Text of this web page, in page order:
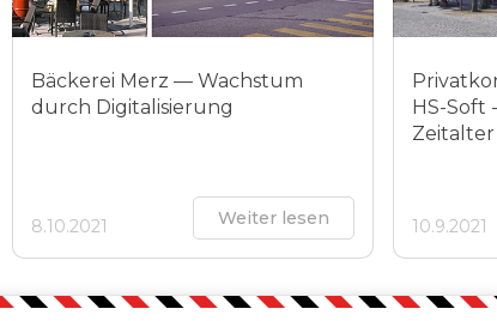
Bäckerei Merz — Wachstum
durch Digitalisierung
8.10.2021 Weiter lesen
HS-Soft
Zeitalter
10.9.2021